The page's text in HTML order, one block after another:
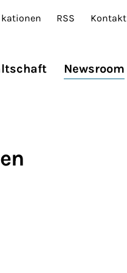
RSS Kontakt
Newsroom